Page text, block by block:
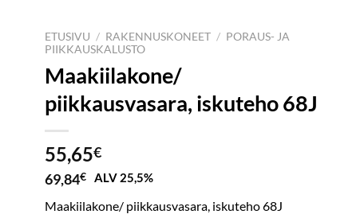
ETUSIVU / RAKENNUSKONEET / PORAUS- JA
PIIKKAUSKALUSTO
Maakiilakone/
piikkausvasara, iskuteho 68J
55,65€
69,84€ ALV 25,5%
Maakiilakone/ piikkausvasara, iskuteho 68J